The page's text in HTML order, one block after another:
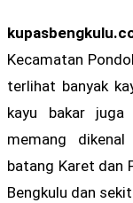
Kecamatan
terlihat banyak
kayu bakar juga
memang
batang Karet dan
Bengkulu dan